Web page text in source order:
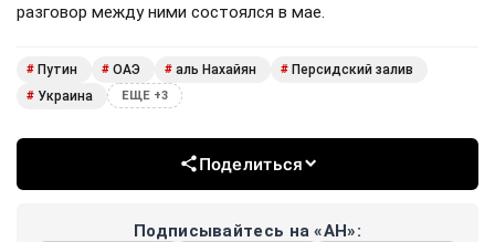
разговор между ними состоялся в мае.
# Путин # ОАЭ # аль Нахайян # Персидский залив
# Украина ЕЩЕ +3
Поделиться
Подписывайтесь на «АН»: